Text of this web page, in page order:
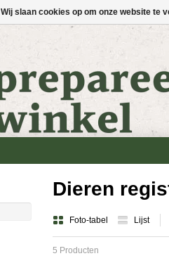
Dieren
Foto-tabel Lijst
5 Producten
Wij slaan cookies op om onze website te